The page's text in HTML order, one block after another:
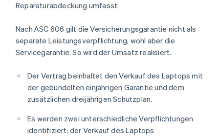
Reparaturabdeckung umfasst.
Nach ASC 606 gilt die Versicherungsgarantie nicht als
separate Leistungsverpflichtung, wohl aber die
Servicegarantie. So wird der Umsatz realisiert.
Der Vertrag beinhaltet den Verkauf des Laptops mit
der gebündelten einjährigen Garantie und dem
zusätzlichen dreijährigen Schutzplan.
Es werden zwei unterschiedliche Verpflichtungen
identifiziert: der Verkauf des Laptops